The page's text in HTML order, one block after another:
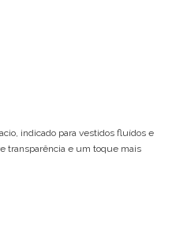
indicado para vestidos fluídos e
transparência e um toque mais